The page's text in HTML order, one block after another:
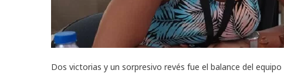
Dos victorias y un sorpresivo revés fue el balance del